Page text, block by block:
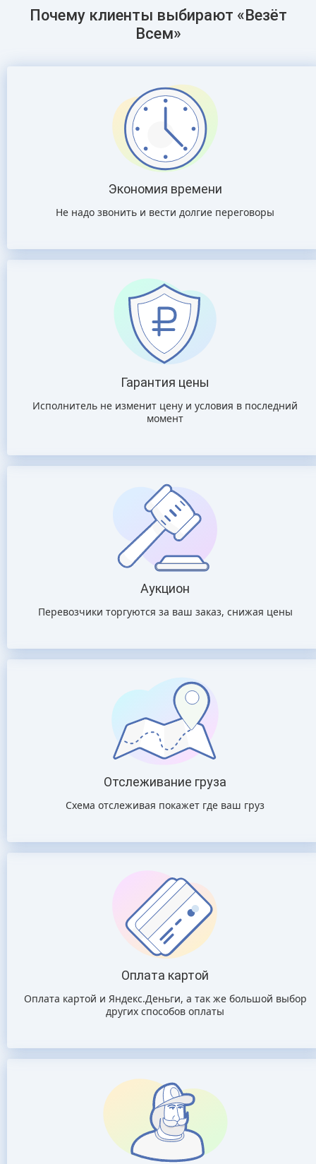
Почему клиенты выбирают «Везёт
Всем»
Экономия времени
Не надо звонить и вести долгие переговоры
Гарантия цены
Исполнитель не изменит цену и условия в последний
момент
Аукцион
Перевозчики торгуются за ваш заказ, снижая цены
Отслеживание груза
Схема отслеживая покажет где ваш груз
Оплата картой
Оплата картой и Яндекс.Деньги, а так же большой выбор
других способов оплаты